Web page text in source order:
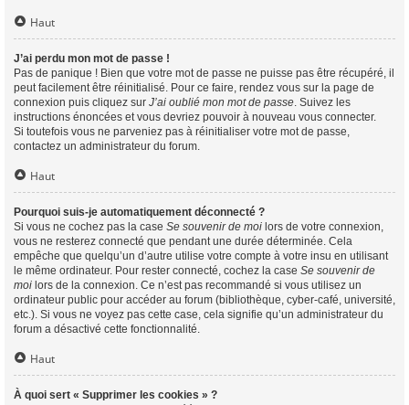
Haut
J’ai perdu mon mot de passe !
Pas de panique ! Bien que votre mot de passe ne puisse pas être récupéré, il
peut facilement être réinitialisé. Pour ce faire, rendez vous sur la page de
connexion puis cliquez sur J’ai oublié mon mot de passe. Suivez les
instructions énoncées et vous devriez pouvoir à nouveau vous connecter.
Si toutefois vous ne parveniez pas à réinitialiser votre mot de passe,
contactez un administrateur du forum.
Haut
Pourquoi suis-je automatiquement déconnecté ?
Si vous ne cochez pas la case Se souvenir de moi lors de votre connexion,
vous ne resterez connecté que pendant une durée déterminée. Cela
empêche que quelqu’un d’autre utilise votre compte à votre insu en utilisant
le même ordinateur. Pour rester connecté, cochez la case Se souvenir de
moi lors de la connexion. Ce n’est pas recommandé si vous utilisez un
ordinateur public pour accéder au forum (bibliothèque, cyber-café, université,
etc.). Si vous ne voyez pas cette case, cela signifie qu’un administrateur du
forum a désactivé cette fonctionnalité.
Haut
À quoi sert « Supprimer les cookies » ?